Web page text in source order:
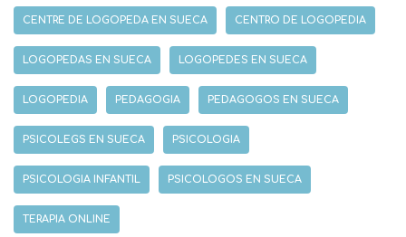
CENTRE DE LOGOPEDA EN SUECA CENTRO DE LOGOPEDIA
LOGOPEDAS EN SUECA LOGOPEDES EN SUECA
LOGOPEDIA PEDAGOGIA PEDAGOGOS EN SUECA
PSICOLEGS EN SUECA PSICOLOGIA
PSICOLOGIA INFANTIL PSICOLOGOS EN SUECA
TERAPIA ONLINE